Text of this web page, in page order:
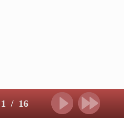
1 / 16